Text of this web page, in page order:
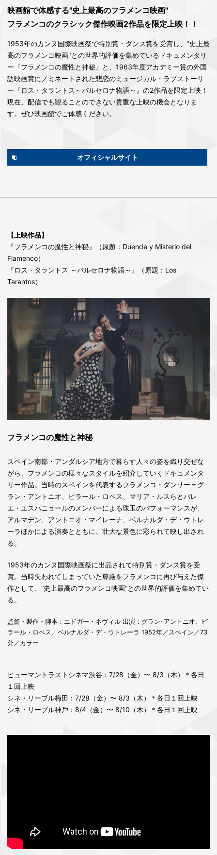
映画館で体感する"史上最高のフラメンコ映画"
フラメンコのクラシック傑作映画2作品を限定上映！！
1953年のカンヌ国際映画祭で特別賞・ダンス賞を受賞し、"史上最
高のフラメンコ映画"との世界的評価を集めているドキュメンタリ
ー『フラメンコの魔性と神秘』と、1963年度アカデミー賞の外国
語映画賞にノミネートされた悲恋のミュージカル・ラブストーリ
ー『ロス・タラントス～バルセロナ物語～』の2作品を限定上映！
現在、配信でも観ることのできない貴重な上映の機会となりま
す。ぜひ映画館でご体感ください。
オフィシャルサイト
【上映作品】
『フラメンコの魔性と神秘』（原題：Duende y Misterio del
Flamenco）
『ロス・タラントス ～バルセロナ物語～』（原題：Los
Tarantos）
フラメンコの魔性と神秘
スペイン南部・アンダルシア地方で暮らす人々の姿を織り交ぜな
がら、フラメンコの様々なスタイルを紹介していくドキュメンタ
リー作品。当時のスペインを代表するフラメンコ・ダンサー＝グ
ラン・アントニオ、ピラール・ロペス、マリア・ルスらとバレ
エ・エスパニョールのメンバーによる珠玉のパフォーマンスが、
アルマデン、アントニオ・マイレーナ、ベルナルダ・デ・ウトレ
ーラほかによる演奏とともに、壮大な景色に彩られて映し出され
る。
1953年のカンヌ国際映画祭に出品されて特別賞・ダンス賞を受
賞。当時失われてしまっていた尊厳をフラメンコに再び与えた傑
作として、“史上最高のフラメンコ映画”との世界的評価を集めてい
る。
監督・製作・脚本：エドガー・ネヴィル 出演：グラン･アントニオ、ピ
ラール・ロペス、ベルナルダ・デ・ウトレーラ 1952年／スペイン／73
分／カラー
ヒューマントラストシネマ渋⾕：7/28（⾦）〜 8/3（⽊）＊各⽇
１回上映
シネ・リーブル梅⽥：7/28（⾦）〜 8/3（⽊）＊各⽇１回上映
シネ・リーブル神⼾：8/4（⾦）〜 8/10（⽊）＊各⽇１回上映